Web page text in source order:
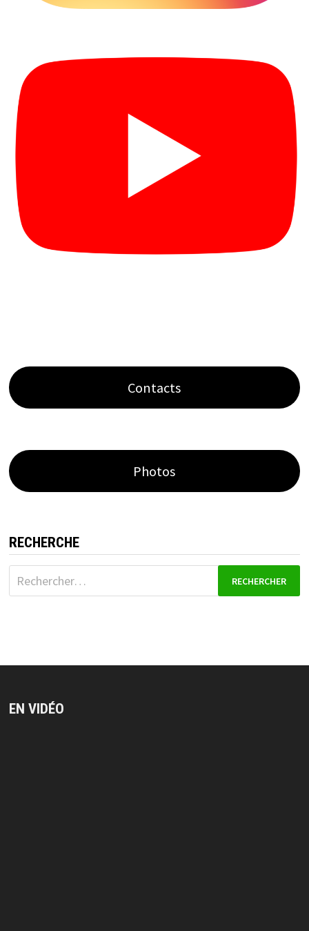
Contacts
Photos
RECHERCHE
Rechercher :
EN VIDÉO